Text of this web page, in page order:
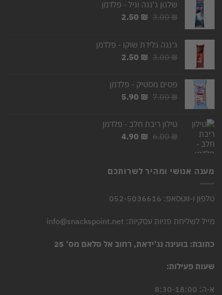
שלגון ג'נגה וניל - פלדמן
3.00₪
המחיר
3.00 ₪.
2.50 ₪
המחיר
2.50 ₪.
ג׳נגה גלידת שוקו - פלדמן
3.00₪
המחיר
3.00 ₪.
2.50 ₪
המחיר
2.50 ₪.
פסים מסטיק - פלדמן
7.00₪
המחיר
7.00 ₪.
5.90 ₪
המחיר
5.90 ₪.
טילון ריבת חלב - פלדמן
6.00₪
המחיר
6.00 ₪.
4.90 ₪
המחיר
4.90 ₪.
מענה אנושי ומהיר לשרותכם
טלפון ו-ווטסאפ: 052-5036616
מייל לשליחת פניות עסקיות: info@snackspoint.net
כתובת: בועינה נג’ידאת, רחוב אל סלאם מס’ 25
שעות פעילות:
א-ה: 8:30-18:00